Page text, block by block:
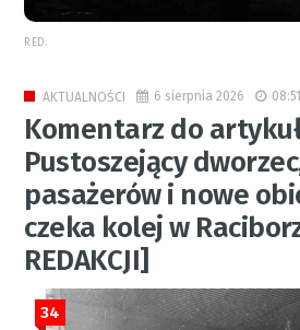
RED.
AKTUALNOŚCI 6 sierpnia 2026 08:51
Komentarz do
Pustoszejący
pasażerów i nowe
czeka kolej w
REDAKCJI]
34